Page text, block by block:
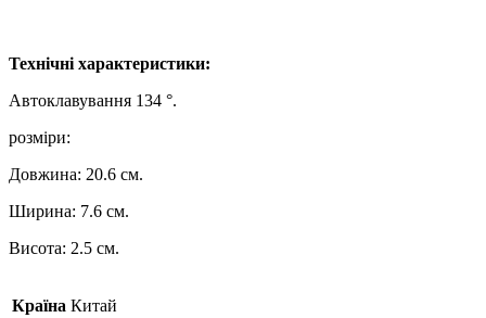
Технічні характеристики:
Автоклавування 134 °.
розміри:
Довжина: 20.6 см.
Ширина: 7.6 см.
Висота: 2.5 см.
Країна Китай